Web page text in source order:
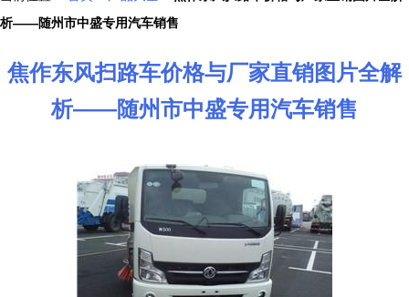
析——随州市中盛专用汽车销售
焦作东风扫路车价格与厂家直销图片全解
析——随州市中盛专用汽车销售